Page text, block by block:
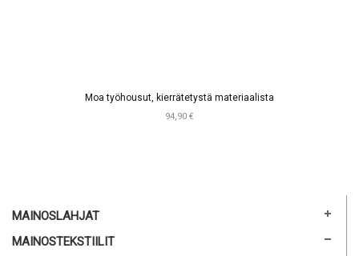
Moa työhousut, kierrätetystä materiaalista
94,90 €
MAINOSLAHJAT
MAINOSTEKSTIILIT